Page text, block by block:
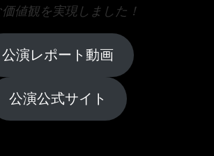
値観を実現しました！
公演レポート動画
公演公式サイト